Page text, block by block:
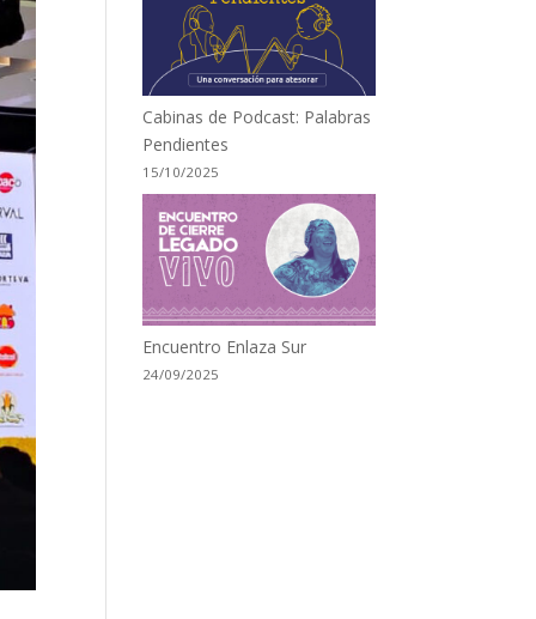
Cabinas de Podcast: Palabras
Pendientes
15/10/2025
Encuentro Enlaza Sur
24/09/2025